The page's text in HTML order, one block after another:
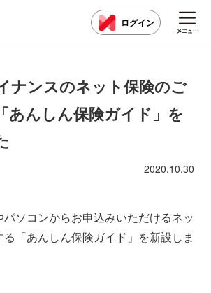
ログイン
ナンスのネット保険のご
あんしん保険ガイド」を
2020.10.30
ソコンからお申込みいただけるネッ
る「あんしん保険ガイド」を新設しま